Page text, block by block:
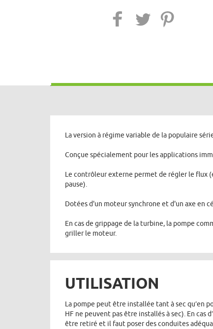
La version à régime variable de la populaire
Conçue spécialement pour les applications
Le contrôleur externe permet de régler le flux
pause).
Dotées d'un moteur synchrone et d'un axe en
En cas de grippage de la turbine, la pompe
griller le moteur.
UTILISATION
La pompe peut être installée tant à sec qu’en
HF ne peuvent pas être installés à sec). En cas
être retiré et il faut poser des conduites